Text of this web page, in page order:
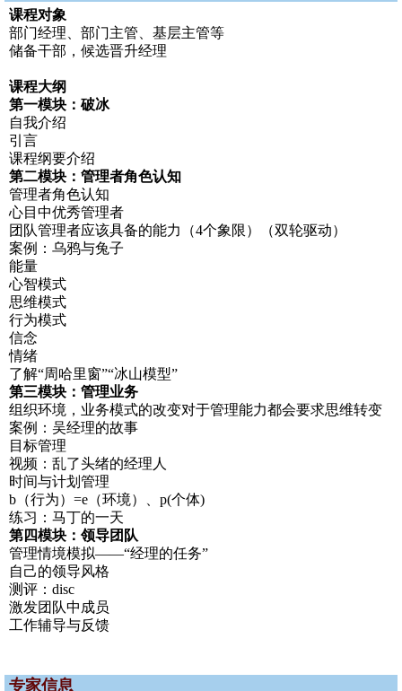
课程对象
部门经理、部门主管、基层主管等
储备干部，候选晋升经理
课程大纲
第一模块：破冰
自我介绍
引言
课程纲要介绍
第二模块：管理者角色认知
管理者角色认知
心目中优秀管理者
团队管理者应该具备的能力（4个象限）（双轮驱动）
案例：乌鸦与兔子
能量
心智模式
思维模式
行为模式
信念
情绪
了解“周哈里窗”“冰山模型”
第三模块：管理业务
组织环境，业务模式的改变对于管理能力都会要求思维转变
案例：吴经理的故事
目标管理
视频：乱了头绪的经理人
时间与计划管理
b（行为）=e（环境）、p(个体)
练习：马丁的一天
第四模块：领导团队
管理情境模拟——“经理的任务”
自己的领导风格
测评：disc
激发团队中成员
工作辅导与反馈
专家信息